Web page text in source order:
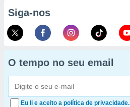
Siga-nos
O tempo no seu email
Eu li e aceito a política de privacidade.